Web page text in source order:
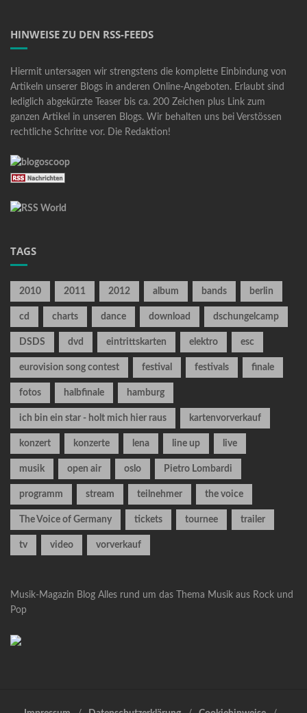
HINWEISE ZU DEN RSS-FEEDS
Hiermit untersagen wir strengstens die komplette Einbindung von
Artikeln unserer Blogs in anderen Online-Angeboten. Erlaubt sind
lediglich abgekürzte Teaser bis ca. 200 Zeichen plus Link zum
ganzen Artikel in unseren Blogs. Wir behalten uns bei Verstössen
rechtliche Schritte vor. Die Redaktion!
TAGS
2010 2011 2012 album bands berlin
cd charts dance download dschungelcamp
DSDS dvd eintrittskarten elektro esc
eurovision song contest festival festivals finale
fotos halbfinale hamburg
ich bin ein star - holt mich hier raus kartenvorverkauf
konzert konzerte lena line up live
musik open air oslo Pietro Lombardi
programm stream teilnehmer the voice
The Voice of Germany tickets tournee trailer
tv video vorverkauf
Musik-Magazin Blog Alles rund um das Thema Musik aus Rock und
Pop